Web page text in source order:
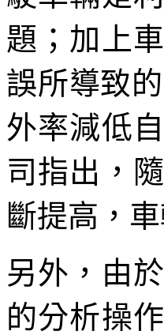
題；加上
誤所導致
外率減低
司指出，
斷提高，
另外，由
的分析操